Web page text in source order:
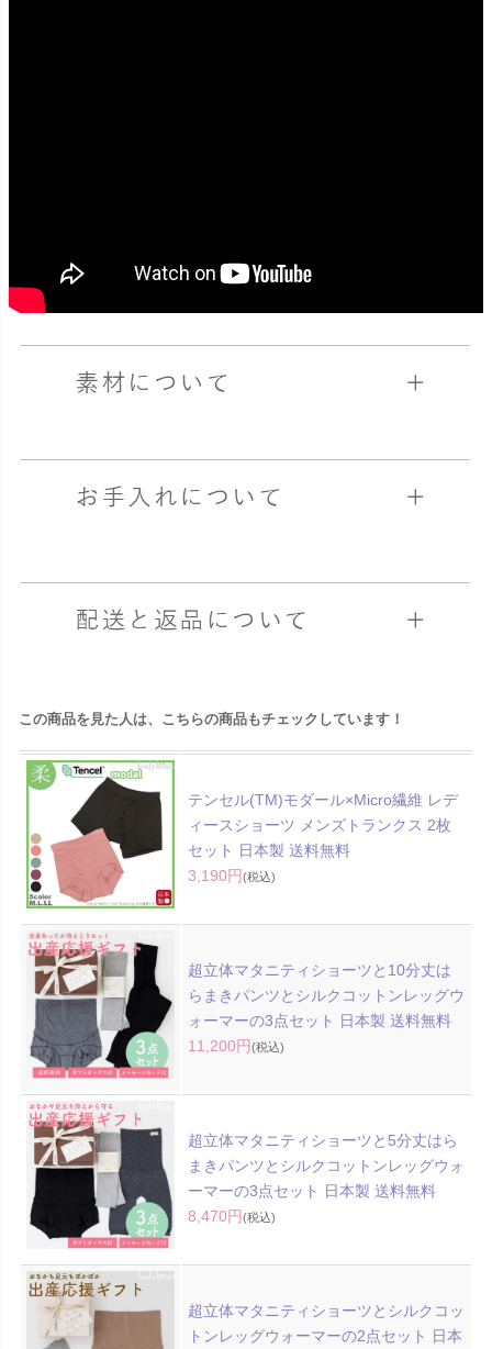
この商品を見た人は、こちらの商品もチェックしています！
テンセル(TM)モダール×Micro繊維 レデ
ィースショーツ メンズトランクス 2枚
セット 日本製 送料無料
3,190円 (税込)
超立体マタニティショーツと10分丈は
らまきパンツとシルクコットンレッグウ
ォーマーの3点セット 日本製 送料無料
11,200円 (税込)
超立体マタニティショーツと5分丈はら
まきパンツとシルクコットンレッグウォ
ーマーの3点セット 日本製 送料無料
8,470円 (税込)
超立体マタニティショーツとシルクコッ
トンレッグウォーマーの2点セット 日本